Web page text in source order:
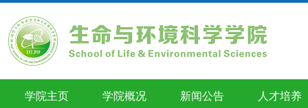
学院主页 学院概况 新闻公告 人才培养